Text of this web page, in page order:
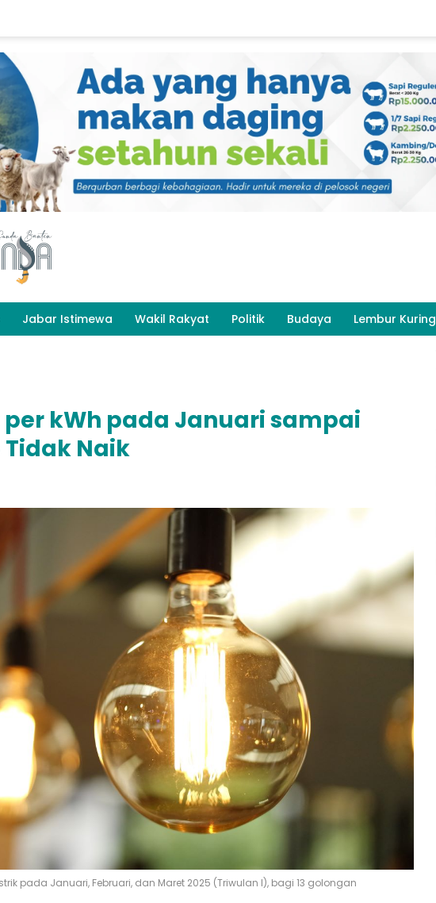
Jabar Istimewa Wakil Rakyat Politik Budaya Lembur Kuring
per kWh pada Januari sampai
Tidak Naik
pada Januari, Februari, dan Maret 2025 (Triwulan I), bagi 13 golongan